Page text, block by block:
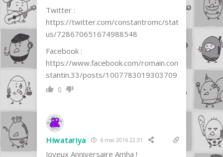
Twitter :
https://twitter.com/constantromc/stat
us/728670651674988548
Facebook :
https://www.facebook.com/romain.con
stantin.33/posts/1007783019303709
0
Hiwatariya 6 mai 2016 22:31
Joyeux Anniversaire Amha !